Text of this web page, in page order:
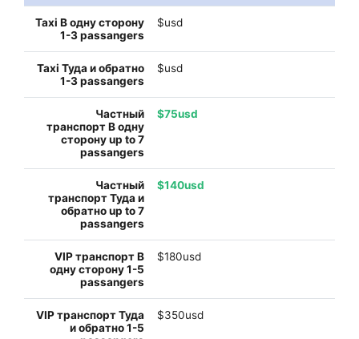
$usd
$usd
$75usd
$140usd
$180usd
$350usd